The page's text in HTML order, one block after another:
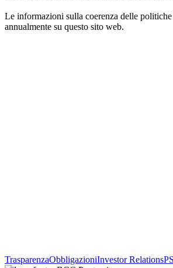
Le informazioni sulla coerenza delle
annualmente su questo sito web.
TrasparenzaObbligazioniInvestor Relations